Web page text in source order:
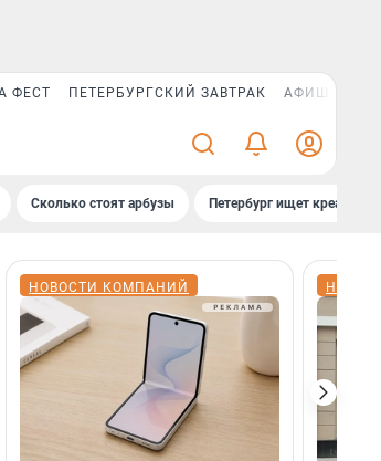
ФЕСТ ПЕТЕРБУРГСКИЙ ЗАВТРАК АФИША PLUS
Сколько стоят арбузы Петербург ищет креатив
НОВОСТИ КОМПАНИЙ